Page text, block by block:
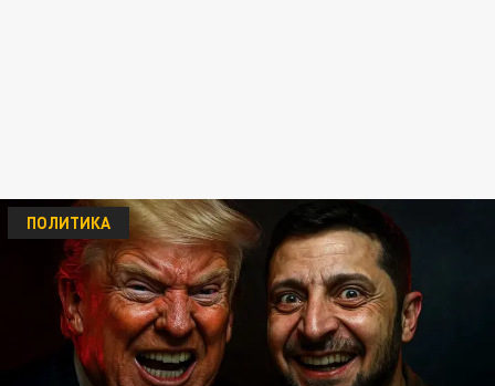
ПОЛИТИКА